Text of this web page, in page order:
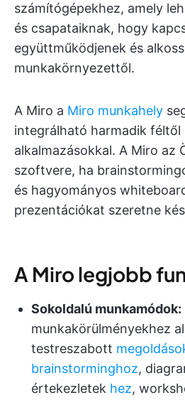
számítógépekhez, amely
és csapataiknak, hogy
együttműködjenek és
munkakörnyezettől.
A Miro a Miro munkahely
integrálható harmadik féltől
alkalmazásokkal. A Miro az
szoftvere, ha
és hagyományos
prezentációkat szeretne
A Miro legjobb
Sokoldalú munkamódok:
munkakörülményekhez
testreszabott
brainstorminghoz,
értekezletek hez,